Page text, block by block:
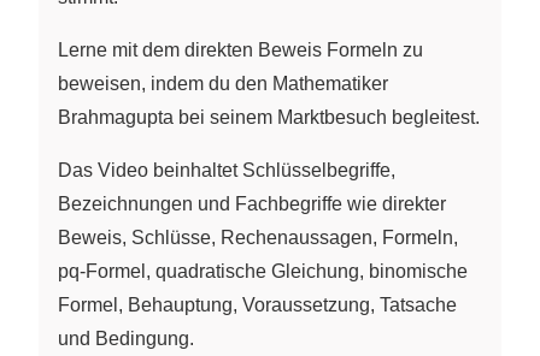
Lerne mit dem direkten Beweis Formeln zu
beweisen, indem du den Mathematiker
Brahmagupta bei seinem Marktbesuch begleitest.
Das Video beinhaltet Schlüsselbegriffe,
Bezeichnungen und Fachbegriffe wie direkter
Beweis, Schlüsse, Rechenaussagen, Formeln,
pq-Formel, quadratische Gleichung, binomische
Formel, Behauptung, Voraussetzung, Tatsache
und Bedingung.